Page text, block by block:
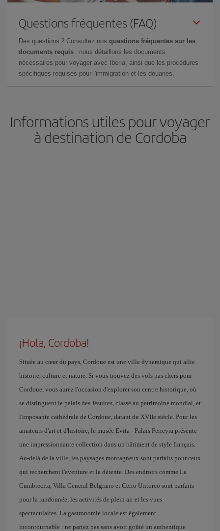
Questions fréquentes (FAQ)
Des questions ? Consultez nos questions fréquentes sur les
documents requis : nous détaillons les documents
nécessaires pour voyager avec Iberia, ainsi que les procédures
spécifiques requises pour l'immigration et les douanes.
Informations utiles pour voyager
à destination de Cordoba
¡Hola, Cordoba!
Située au cœur du pays, Cordoue est une ville dynamique qui allie
histoire, culture et nature. Si vous trouvez des vols pas chers pour
Cordoue, vous aurez l'occasion d'explorer son centre historique, où
se distinguent le palais des Jésuites, classé au patrimoine mondial, et
l'imposante cathédrale de Cordoue, datant du XVIIe siècle. Pour les
amateurs d'art et d'histoire, le musée Evita - Palais Ferreyra présente
une impressionnante collection dans un bâtiment de style français.
Au-delà de la ville, les paysages montagneux sont parfaits pour ceux
qui recherchent l'aventure et la détente. Des endroits comme La
Cumbrecita, Villa General Belgrano et Cerro Uritorco sont parfaits
pour la randonnée, les activités de plein air et les vues
spectaculaires. La gastronomie locale est également
incontournable : ne partez pas sans avoir goûté un authentique